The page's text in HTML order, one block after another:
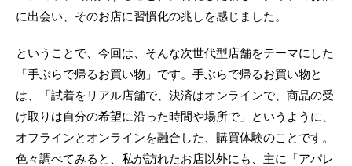
に出会い、そのお店に習慣化の兆しを感じました。
ということで、今回は、そんな次世代型店舗をテーマにした
「手ぶらで帰るお買い物」です。手ぶらで帰るお買い物と
は、「試着をリアル店舗で、決済はオンラインで、商品の受
け取りは自分の希望に沿った時間や場所で」というように、
オフラインとオンラインを融合した、購買体験のことです。
色々調べてみると、私が訪れたお店以外にも、主に「アパレ